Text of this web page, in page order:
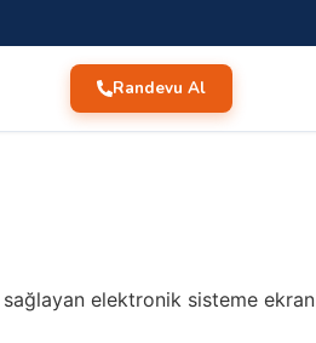
Randevu Al
elektronik sisteme ekran